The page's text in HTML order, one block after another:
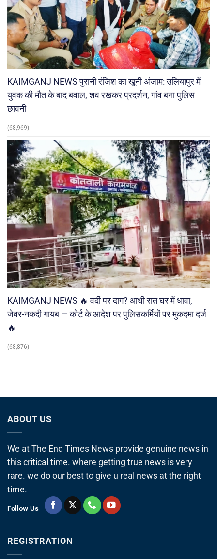
KAIMGANJ NEWS पुरानी रंजिश का खूनी अंजाम: उलियापुर में
युवक की मौत के बाद बवाल, शव रखकर प्रदर्शन, गांव बना पुलिस
छावनी
(68,969)
KAIMGANJ NEWS 🔥 वर्दी पर दाग? आधी रात घर में धावा,
जेवर-नकदी गायब — कोर्ट के आदेश पर पुलिसकर्मियों पर मुकदमा दर्ज
🔥
(68,876)
ABOUT US
We at The End Times News provide genuine news in
this critical time. where getting true news is very
rare. we do our best to give u real news at the right
time.
Follow Us
REGISTRATION